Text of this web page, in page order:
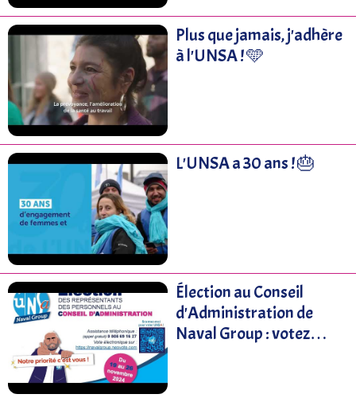
Plus que jamais, j'adhère
à l'UNSA ! 🩵
L'UNSA a 30 ans ! 🎂
Élection au Conseil
d'Administration de
Naval Group : votez